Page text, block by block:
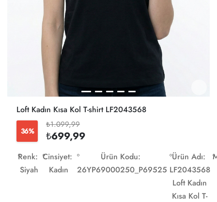
Loft Kadın Kısa Kol T-shirt LF2043568
36%
₺1.099,99
₺699,99
Renk:
Siyah
Cinsiyet:
Kadın
Ürün Kodu:
26YP69000250_P69525
Ürün Adı:
LF2043568
Loft Kadın
Kısa Kol T-